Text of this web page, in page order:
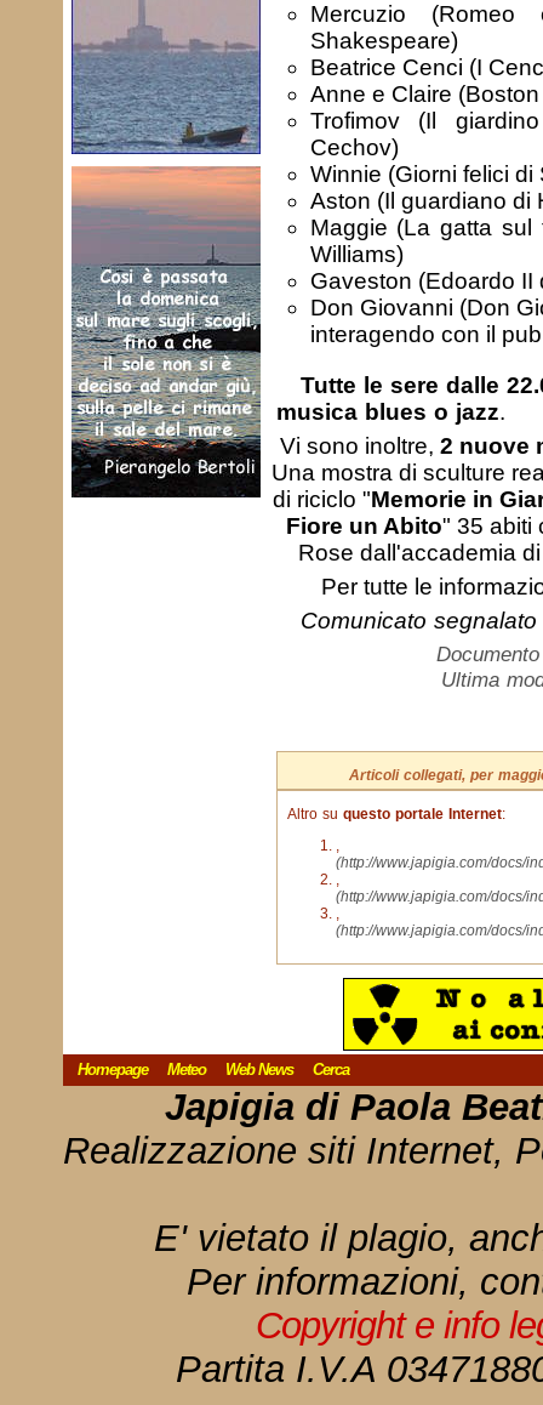
Mercuzio
Shakespeare)
Beatrice Cenci (I
Anne e Claire
Trofimov (Il
Cechov)
Winnie (Giorni felici di
Aston (Il guardiano di
Maggie (La gatta
Williams)
Gaveston (Edoardo II
Don Giovanni (Don
interagendo con il
Tutte le sere dalle
musica blues o jazz.
Vi sono inoltre, 2 nuove
Una mostra di sculture
di riciclo "Memorie in
Fiore un Abito" 35 abiti
Rose dall'accademia
Per tutte le
Comunicato
Ultima
Articoli collegati, per
Altro su questo portale Internet:
,
(http://www.japigia.com/docs/
,
(http://www.japigia.com/docs/
,
(http://www.japigia.com/docs/
Homepage Meteo Web News Cerca
Japigia di Paola
Realizzazione siti Internet,
E' vietato il plagio,
Per informazioni,
Copyright e info
Partita I.V.A